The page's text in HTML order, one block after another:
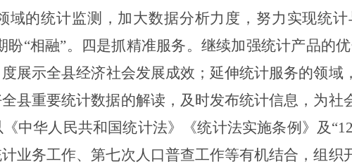
域的统计监测，加大数据分析力度，努力实现统计
“相融”。 四是抓精准服务。 继续加强统计产品的
展示全县经济社会发展成效；延伸统计服务的领域
县重要统计数据的解读，及时发布统计信息，为社
《中华人民共和国统计法》《统计法实施条例》及 “12
业务工作、第七次人口普查工作等有机结合，组织